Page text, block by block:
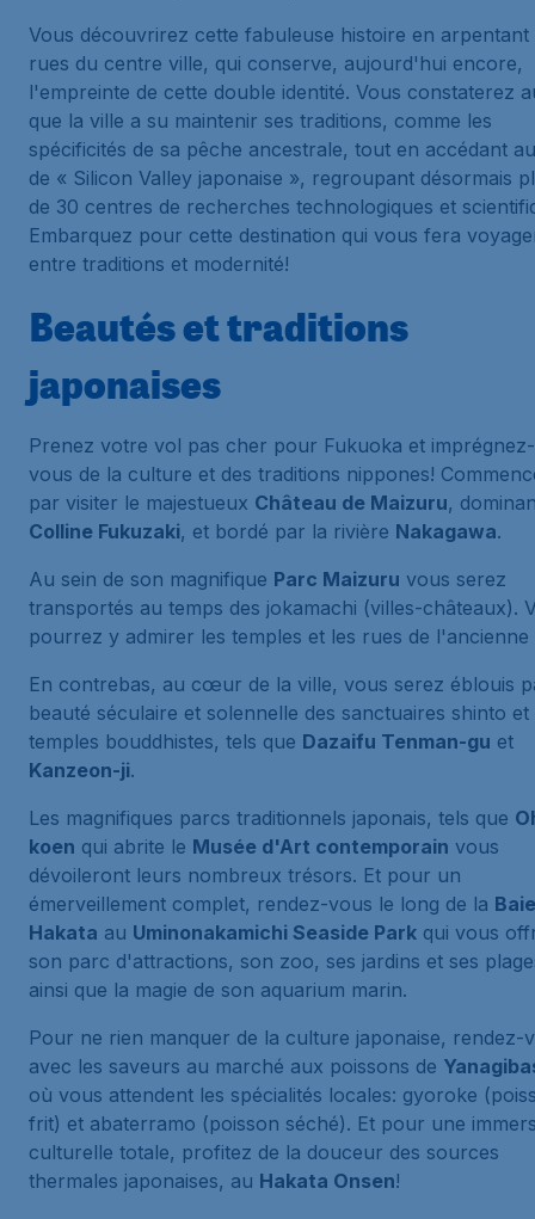
Vous découvrirez cette fabuleuse histoire en arpentant
rues du centre ville, qui conserve, aujourd'hui encore,
l'empreinte de cette double identité. Vous constaterez
que la ville a su maintenir ses traditions, comme les
spécificités de sa pêche ancestrale, tout en accédant
de « Silicon Valley japonaise », regroupant désormais
de 30 centres de recherches technologiques et
Embarquez pour cette destination qui vous fera
entre traditions et modernité!
Beautés et traditions
japonaises
Prenez votre vol pas cher pour Fukuoka et imprégnez-
vous de la culture et des traditions nippones!
par visiter le majestueux Château de Maizuru,
Colline Fukuzaki, et bordé par la rivière Nakagawa.
Au sein de son magnifique Parc Maizuru vous serez
transportés au temps des jokamachi (villes-châteaux).
pourrez y admirer les temples et les rues de l'ancienne
En contrebas, au cœur de la ville, vous serez éblouis
beauté séculaire et solennelle des sanctuaires shinto et
temples bouddhistes, tels que Dazaifu Tenman-gu et
Kanzeon-ji.
Les magnifiques parcs traditionnels japonais, tels que
koen qui abrite le Musée d'Art contemporain vous
dévoileront leurs nombreux trésors. Et pour un
émerveillement complet, rendez-vous le long de la
Hakata au Uminonakamichi Seaside Park qui vous
son parc d'attractions, son zoo, ses jardins et ses
ainsi que la magie de son aquarium marin.
Pour ne rien manquer de la culture japonaise, rendez-
avec les saveurs au marché aux poissons de
où vous attendent les spécialités locales: gyoroke
frit) et abaterramo (poisson séché). Et pour une
culturelle totale, profitez de la douceur des sources
thermales japonaises, au Hakata Onsen!